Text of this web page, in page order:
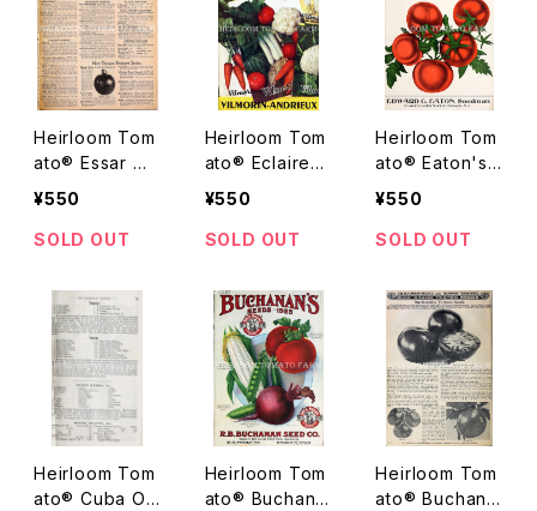
Heirloom Tom
ato® Essar エ
アルーム・トマ
¥550
SOLD OUT
Heirloom Tom
ato® Eclaireur
エアルーム・トマ
¥550
SOLD OUT
Heirloom Tom
ato® Eaton's
Avon Early エ
ト・イートンズ・
ー
¥550
SOLD OUT
Heirloom Tom
ato® Cuba Ov
Heirloom Tom
ato® Buchana
Heirloom Tom
ato® Buchana